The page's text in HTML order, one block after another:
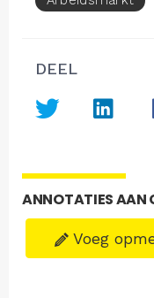
DEEL
ANNOTATIES AAN
Voeg